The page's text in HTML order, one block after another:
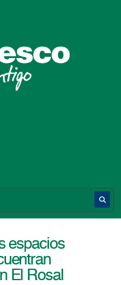
espacios
El Rosal